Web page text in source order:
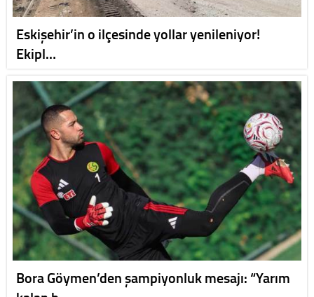
Eskişehir’in o ilçesinde yollar yenileniyor!
Ekipl…
Bora Göymen’den şampiyonluk mesajı: “Yarım